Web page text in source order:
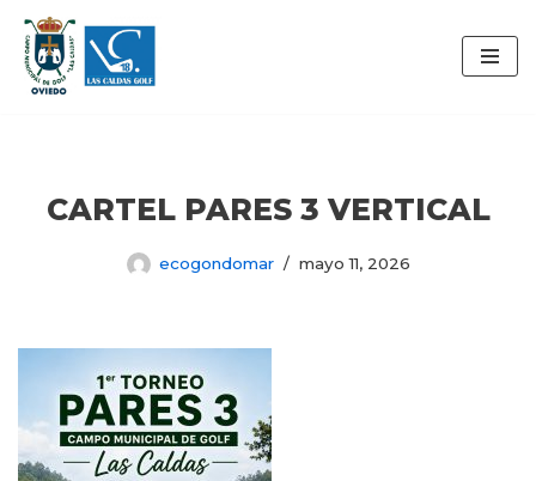
Saltar
al
CARTEL PARES 3 VERTICAL
ecogondomar mayo 11, 2026